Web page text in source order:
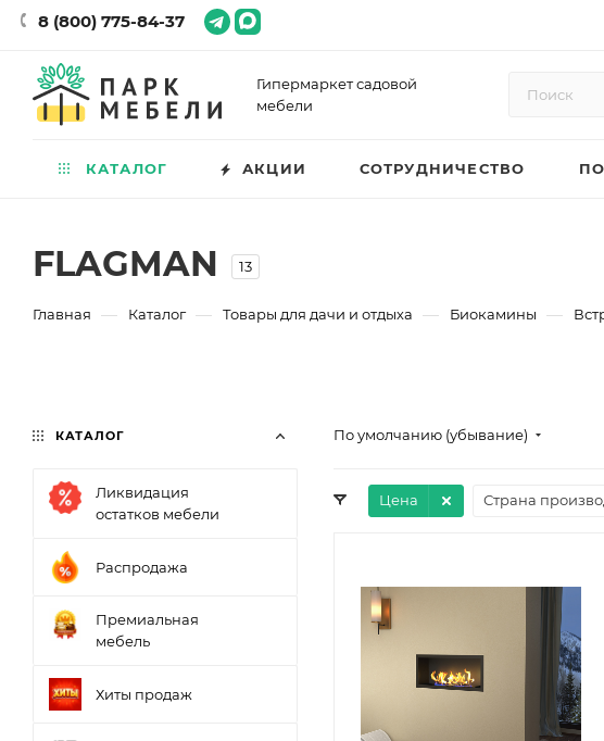
8 (800) 775-84-37
Гипермаркет садовой
мебели
КАТАЛОГ АКЦИИ СОТРУДНИЧЕСТВО
FLAGMAN 13
Главная — Каталог — Товары для дачи и отдыха — Биокамины —
По умолчанию (убывание)
Цена Страна
КАТАЛОГ
Ликвидация
остатков мебели
Распродажа
Премиальная
мебель
Хиты продаж